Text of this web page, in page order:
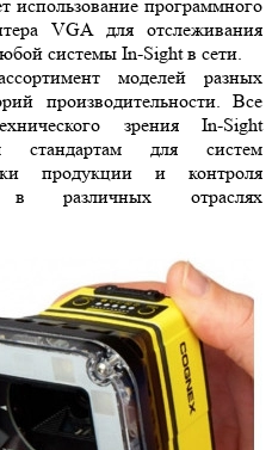
использование программного
VGA для отслеживания
системы In-Sight в сети.
моделей разных
производительности. Все
зрения In-Sight
стандартам для систем
продукции и контроля
в различных отраслях